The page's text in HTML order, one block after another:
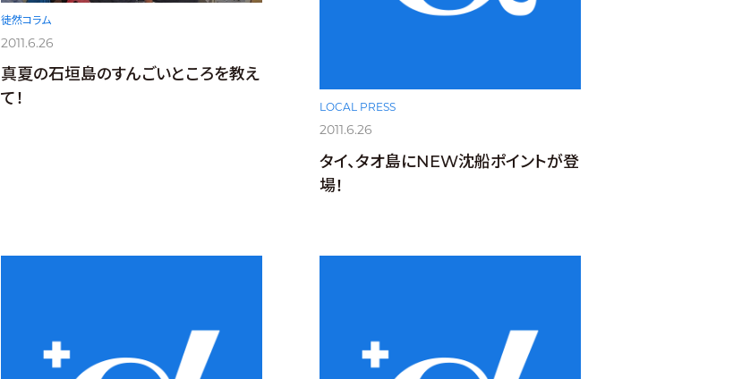
徒然コラム
2011.6.26
真夏の石垣島のすんごいところを教え
て！
LOCAL PRESS
2011.6.26
タイ、タオ島にNEW沈船ポイントが登
場！